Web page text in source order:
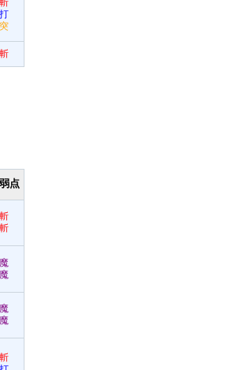
斬
打
突
斬
弱点
斬
斬
魔
魔
魔
魔
斬